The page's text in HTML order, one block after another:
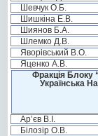
Шевчук О.Б.
Шишкіна Е.В.
Шиянов Б.А.
Шлемко Д.В.
Яворівський В.О.
Яценко А.В.
Фракція Блоку
Українська
Ар’єв В.І.
Білозір О.В.